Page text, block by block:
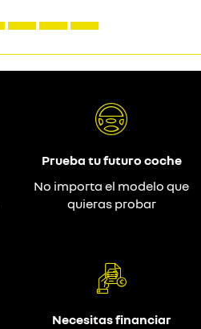
Prueba tu futuro coche
No importa el modelo que
quieras probar
Necesitas financiar